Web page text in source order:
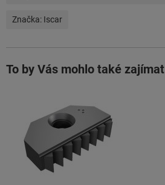
Značka: Iscar
To by Vás mohlo také zajímat